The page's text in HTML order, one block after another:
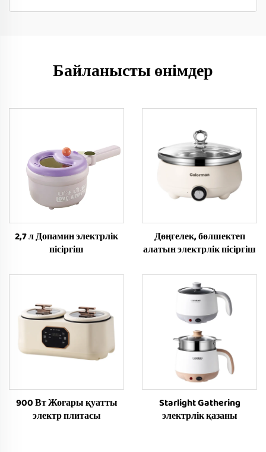
Байланысты өнімдер
2,7 л Допамин электрлік
пісіргіш
Дөңгелек, бөлшектеп
алатын электрлік пісіргіш
900 Вт Жоғары қуатты
электр плитасы
Starlight Gathering
электрлік қазаны